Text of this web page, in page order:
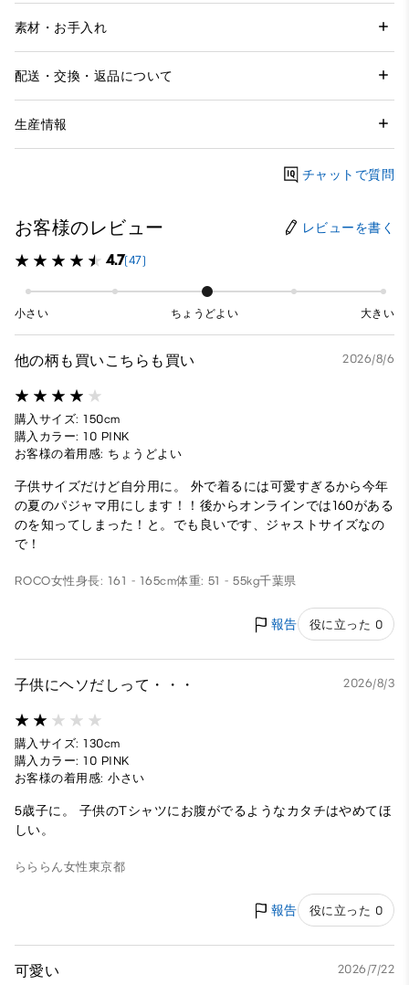
素材・お手入れ
配送・交換・返品について
生産情報
チャットで質問
お客様のレビュー レビューを書く
4.7(47)
小さい ちょうどよい 大きい
他の柄も買いこちらも買い 2026/8/6
購入サイズ: 150cm
購入カラー: 10 PINK
お客様の着用感: ちょうどよい
子供サイズだけど自分用に。 外で着るには可愛すぎるから今年
の夏のパジャマ用にします！！後からオンラインでは160がある
のを知ってしまった！と。でも良いです、ジャストサイズなの
で！
ROCO女性身長: 161 - 165cm体重: 51 - 55kg千葉県
報告 役に立った 0
子供にヘソだしって・・・ 2026/8/3
購入サイズ: 130cm
購入カラー: 10 PINK
お客様の着用感: 小さい
5歳子に。 子供のTシャツにお腹がでるようなカタチはやめてほ
しい。
らららん女性東京都
報告 役に立った 0
可愛い 2026/7/22